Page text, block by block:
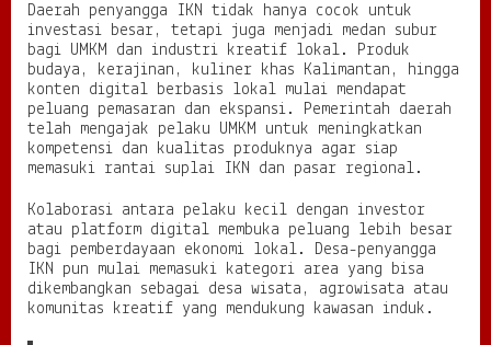
Daerah penyangga IKN tidak hanya cocok untuk
investasi besar, tetapi juga menjadi medan subur
bagi UMKM dan industri kreatif lokal. Produk
budaya, kerajinan, kuliner khas Kalimantan, hingga
konten digital berbasis lokal mulai mendapat
peluang pemasaran dan ekspansi. Pemerintah daerah
telah mengajak pelaku UMKM untuk meningkatkan
kompetensi dan kualitas produknya agar siap
memasuki rantai suplai IKN dan pasar regional.
Kolaborasi antara pelaku kecil dengan investor
atau platform digital membuka peluang lebih besar
bagi pemberdayaan ekonomi lokal. Desa-penyangga
IKN pun mulai memasuki kategori area yang bisa
dikembangkan sebagai desa wisata, agrowisata atau
komunitas kreatif yang mendukung kawasan induk.